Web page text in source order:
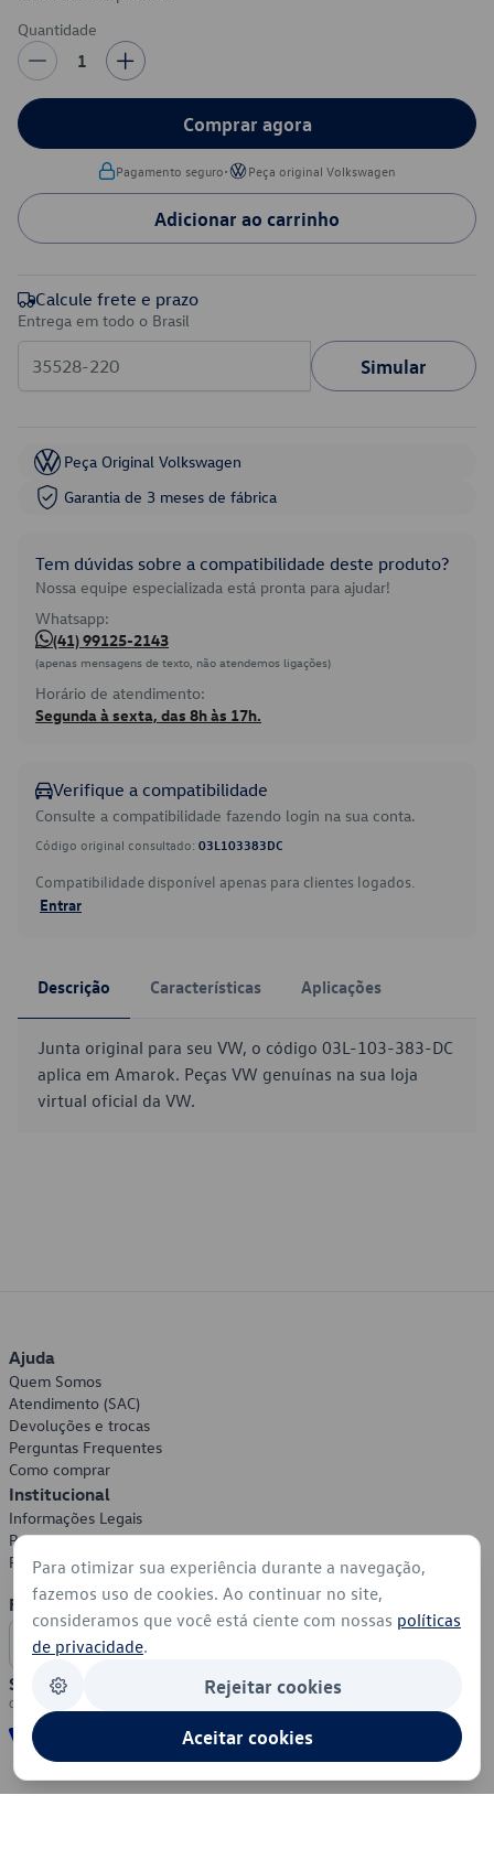
Quantidade
1
Comprar agora
Pagamento seguro• Peça original Volkswagen
Adicionar ao carrinho
Calcule frete e prazo
Entrega em todo o Brasil
Simular
Peça Original Volkswagen
Garantia de 3 meses de fábrica
Tem dúvidas sobre a compatibilidade deste produto?
Nossa equipe especializada está pronta para ajudar!
Whatsapp:
(41) 99125-2143
(apenas mensagens de texto, não atendemos ligações)
Horário de atendimento:
Segunda à sexta, das 8h às 17h.
Verifique a compatibilidade
Consulte a compatibilidade fazendo login na sua conta.
Código original consultado: 03L103383DC
Compatibilidade disponível apenas para clientes logados.
Entrar
Descrição Características Aplicações
Junta original para seu VW, o código 03L-103-383-DC
aplica em Amarok. Peças VW genuínas na sua loja
virtual oficial da VW.
Ajuda
Quem Somos
Atendimento (SAC)
Devoluções e trocas
Perguntas Frequentes
Como comprar
Institucional
Informações Legais
Política de Privacidade
Política de Cookies
Formas de Pagamento
Segurança
Para otimizar sua experiência durante a navegação,
fazemos uso de cookies. Ao continuar no site,
consideramos que você está ciente com nossas políticas
de privacidade.
Rejeitar cookies
Aceitar cookies